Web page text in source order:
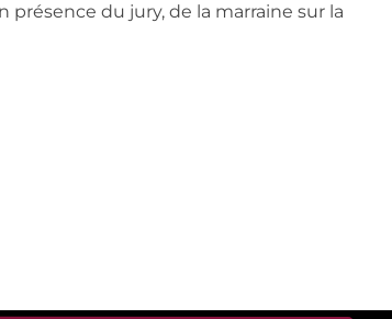
du jury, de la marraine sur la